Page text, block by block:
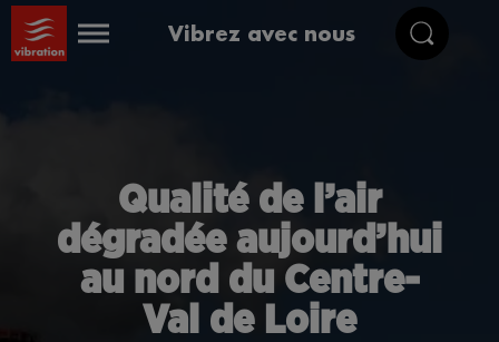
Vibrez avec nous
Qualité de l’air
dégradée aujourd’hui
au nord du Centre-
Val de Loire